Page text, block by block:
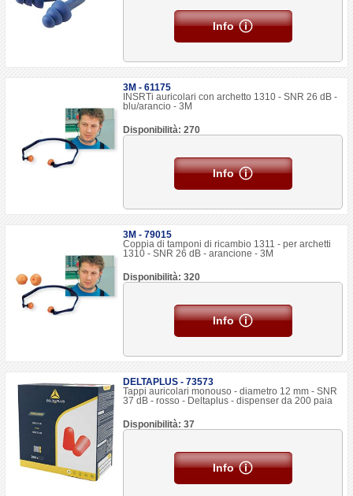
Info
3M - 61175
INSRTi auricolari con archetto 1310 - SNR 26 dB -
blu/arancio - 3M
Disponibilità: 270
Info
3M - 79015
Coppia di tamponi di ricambio 1311 - per archetti
1310 - SNR 26 dB - arancione - 3M
Disponibilità: 320
Info
DELTAPLUS - 73573
Tappi auricolari monouso - diametro 12 mm - SNR
37 dB - rosso - Deltaplus - dispenser da 200 paia
Disponibilità: 37
Info